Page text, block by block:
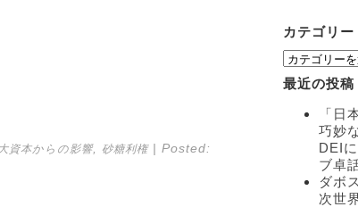
資本からの影響, 砂糖利権| Posted:
カテゴリー
カ
テ
ゴ
最近の投稿
「日
巧妙
DEI
ブ卓
ダボ
次世